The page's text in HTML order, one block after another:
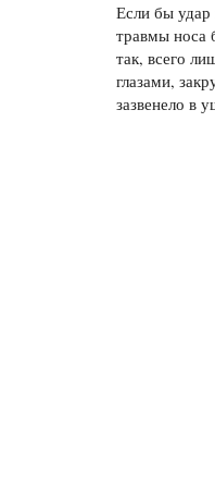
Если бы удар
травмы носа
так, всего
глазами,
зазвенело в